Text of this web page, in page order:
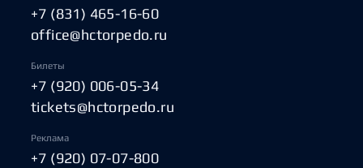
+7 (831) 465-16-60
office@hctorpedo.ru
Билеты
+7 (920) 006-05-34
tickets@hctorpedo.ru
Реклама
+7 (920) 07-07-800